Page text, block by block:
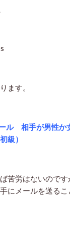
ます。
ル 相手が男性か
）
苦労はないので
にメールを送る